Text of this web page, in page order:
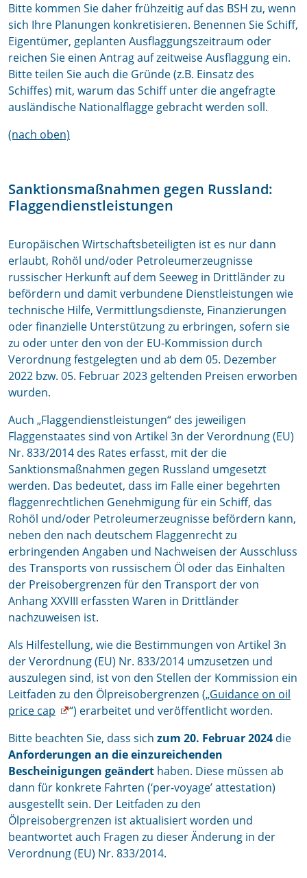
Bitte kommen Sie daher frühzeitig auf das BSH zu, wenn
sich Ihre Planungen konkretisieren. Benennen Sie Schiff,
Eigentümer, geplanten Ausflaggungszeitraum oder
reichen Sie einen Antrag auf zeitweise Ausflaggung ein.
Bitte teilen Sie auch die Gründe (z.B. Einsatz des
Schiffes) mit, warum das Schiff unter die angefragte
ausländische Nationalflagge gebracht werden soll.
(nach oben)
Sanktionsmaßnahmen gegen Russland:
Flaggendienstleistungen
Europäischen Wirtschaftsbeteiligten ist es nur dann
erlaubt, Rohöl und/oder Petroleumerzeugnisse
russischer Herkunft auf dem Seeweg in Drittländer zu
befördern und damit verbundene Dienstleistungen wie
technische Hilfe, Vermittlungsdienste, Finanzierungen
oder finanzielle Unterstützung zu erbringen, sofern sie
zu oder unter den von der EU-Kommission durch
Verordnung festgelegten und ab dem 05. Dezember
2022 bzw. 05. Februar 2023 geltenden Preisen erworben
wurden.
Auch „Flaggendienstleistungen“ des jeweiligen
Flaggenstaates sind von Artikel 3n der Verordnung (EU)
Nr. 833/2014 des Rates erfasst, mit der die
Sanktionsmaßnahmen gegen Russland umgesetzt
werden. Das bedeutet, dass im Falle einer begehrten
flaggenrechtlichen Genehmigung für ein Schiff, das
Rohöl und/oder Petroleumerzeugnisse befördern kann,
neben den nach deutschem Flaggenrecht zu
erbringenden Angaben und Nachweisen der Ausschluss
des Transports von russischem Öl oder das Einhalten
der Preisobergrenzen für den Transport der von
Anhang XXVIII erfassten Waren in Drittländer
nachzuweisen ist.
Als Hilfestellung, wie die Bestimmungen von Artikel 3n
der Verordnung (EU) Nr. 833/2014 umzusetzen und
auszulegen sind, ist von den Stellen der Kommission ein
Leitfaden zu den Ölpreisobergrenzen („Guidance on oil
price cap
“) erarbeitet und veröffentlicht worden.
Bitte beachten Sie, dass sich zum 20. Februar 2024 die
Anforderungen an die einzureichenden
Bescheinigungen geändert haben. Diese müssen ab
dann für konkrete Fahrten (‘per-voyage’ attestation)
ausgestellt sein. Der Leitfaden zu den
Ölpreisobergrenzen ist aktualisiert worden und
beantwortet auch Fragen zu dieser Änderung in der
Verordnung (EU) Nr. 833/2014.